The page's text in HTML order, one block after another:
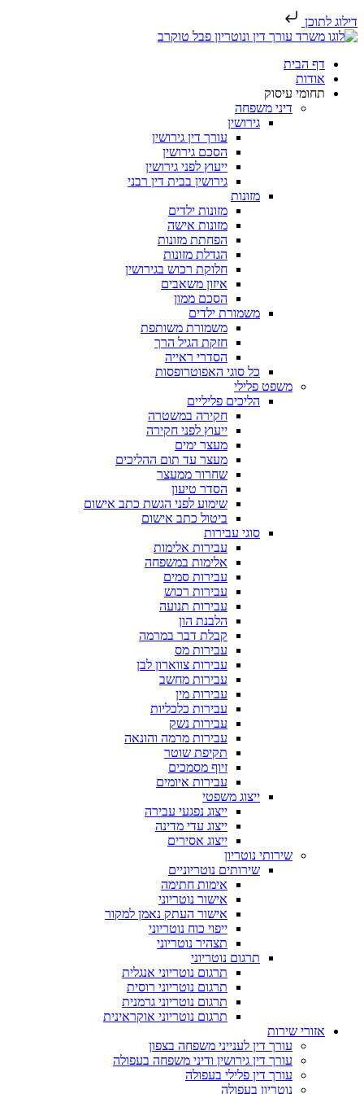
דילוג לתוכן
דף הבית
אודות
תחומי עיסוק
דיני משפחה
גירושין
עורך דין גירושין
הסכם גירושין
ייעוץ לפני גירושין
גירושין בבית דין רבני
מזונות
מזונות ילדים
מזונות אישה
הפחתת מזונות
הגדלת מזונות
חלוקת רכוש בגירושין
איזון משאבים
הסכם ממון
משמורת ילדים
משמורת משותפת
חזקת הגיל הרך
הסדרי ראייה
כל סוגי האפוטרופסות
משפט פלילי
הליכים פליליים
חקירה במשטרה
ייעוץ לפני חקירה
מעצר ימים
מעצר עד תום ההליכים
שחרור ממעצר
הסדר טיעון
שימוע לפני הגשת כתב אישום
ביטול כתב אישום
סוגי עבירות
עבירות אלימות
אלימות במשפחה
עבירות סמים
עבירות רכוש
עבירות תנועה
הלבנת הון
קבלת דבר במרמה
עבירות מס
עבירות צווארון לבן
עבירות מחשב
עבירות מין
עבירות כלכליות
עבירות נשק
עבירות מרמה והונאה
תקיפת שוטר
זיוף מסמכים
עבירות איומים
ייצוג משפטי
ייצוג נפגעי עבירה
ייצוג עדי מדינה
ייצוג אסירים
שירותי נוטריון
שירותים נוטריוניים
אימות חתימה
אישור נוטריוני
אישור העתק נאמן למקור
ייפוי כוח נוטריוני
תצהיר נוטריוני
תרגום נוטריוני
תרגום נוטריוני אנגלית
תרגום נוטריוני רוסית
תרגום נוטריוני גרמנית
תרגום נוטריוני אוקראינית
אזורי שירות
עורך דין לענייני משפחה בצפון
עורך דין גירושין ודיני משפחה בעפולה
עורך דין פלילי בעפולה
נוטריון בעפולה